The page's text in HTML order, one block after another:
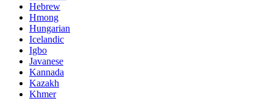
Hebrew
Hmong
Hungarian
Icelandic
Igbo
Javanese
Kannada
Kazakh
Khmer